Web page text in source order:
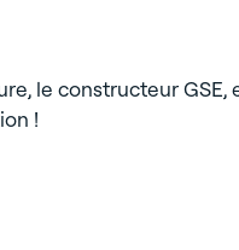
le constructeur
!